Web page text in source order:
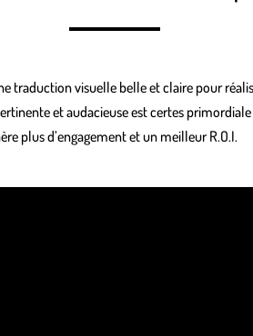
traduction visuelle belle et claire pour
et audacieuse est certes
plus d’engagement et un meilleur R.O.I.